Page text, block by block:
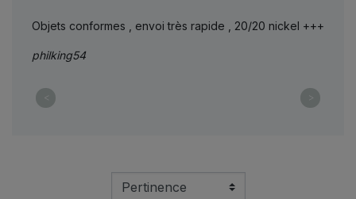
20 nickel +++Parfait !
hecha3910
< >